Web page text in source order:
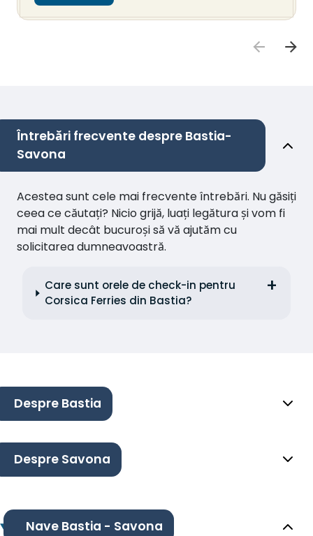
Întrebări frecvente despre Bastia-
Savona
Acestea sunt cele mai frecvente întrebări. Nu găsiți
ceea ce căutați? Nicio grijă, luați legătura și vom fi
mai mult decât bucuroși să vă ajutăm cu
solicitarea dumneavoastră.
Care sunt orele de check-in pentru
Corsica Ferries din Bastia?
Despre Bastia
Despre Savona
Nave Bastia - Savona